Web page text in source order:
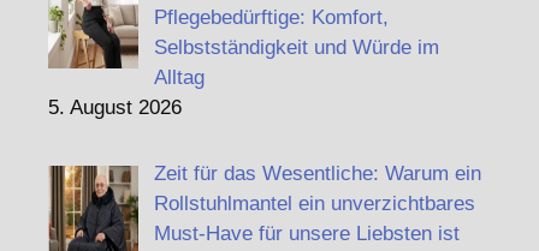
Pflegebedürftige: Komfort,
Selbstständigkeit und Würde im
Alltag
5. August 2026
Zeit für das Wesentliche: Warum ein
Rollstuhlmantel ein unverzichtbares
Must-Have für unsere Liebsten ist